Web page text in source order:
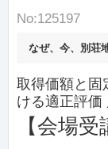
No:125197
なぜ、今、別荘
取得価額と固
ける適正評価
【会場